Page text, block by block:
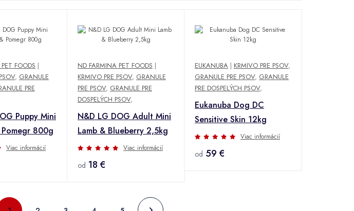
FOODS |
, GRANULE
PRE
Puppy Mini
800g
Viac informácií
ND FARMINA PET FOODS |
KRMIVO PRE PSOV, GRANULE
PRE PSOV, GRANULE PRE
DOSPELÝCH PSOV,
N&D LG DOG Adult Mini
Lamb & Blueberry 2,5kg
Viac informácií
od 18 €
EUKANUBA | KRMIVO PRE PSOV,
GRANULE PRE PSOV, GRANULE
PRE DOSPELÝCH PSOV,
Eukanuba Dog DC
Sensitive Skin 12kg
Viac informácií
od 59 €